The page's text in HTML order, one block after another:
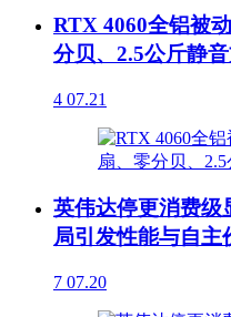
RTX 4060全铝被
分贝、2.5公斤静
4 07.21
英伟达停更消费级
局引发性能与自主
7 07.20